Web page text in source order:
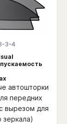
3-4
автошторки
передних
вырезом для
зеркала)